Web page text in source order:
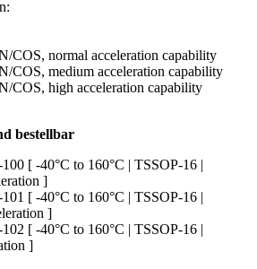
COS, normal acceleration capability
COS, medium acceleration capability
COS, high acceleration capability
bestellbar
[ -40°C to 160°C | TSSOP-16 |
]
[ -40°C to 160°C | TSSOP-16 |
]
[ -40°C to 160°C | TSSOP-16 |
]